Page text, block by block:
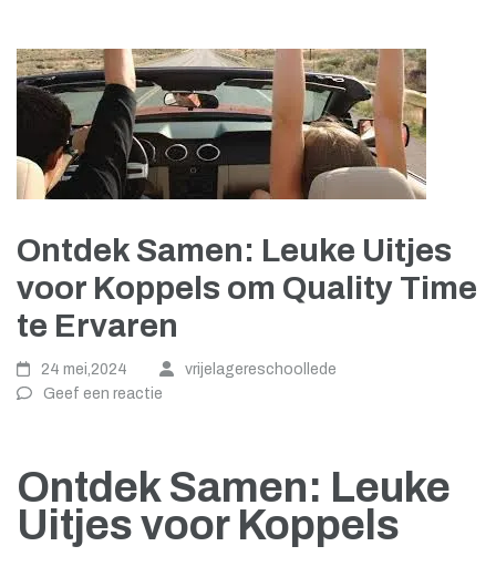
Ontdek Samen: Leuke Uitjes
voor Koppels om Quality Time
te Ervaren
24 mei,2024
vrijelagereschoollede
Geef een reactie
Ontdek Samen: Leuke
Uitjes voor Koppels